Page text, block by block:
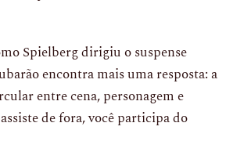
Spielberg dirigiu o suspense
encontra mais uma resposta: a
entre cena, personagem e
de fora, você participa do